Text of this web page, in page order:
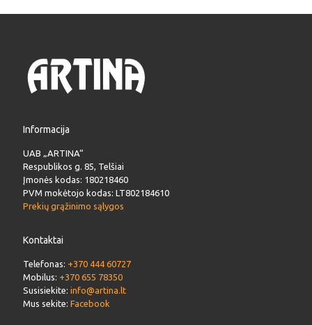
Informacija
UAB „ARTINA“
Respublikos g. 85, Telšiai
Įmonės kodas: 180218460
PVM mokėtojo kodas: LT802184610
Prekių grąžinimo sąlygos
Kontaktai
Telefonas: +370 444 60727
Mobilus: +370 655 78350
Susisiekite: info@artina.lt
Mus sekite: Facebook